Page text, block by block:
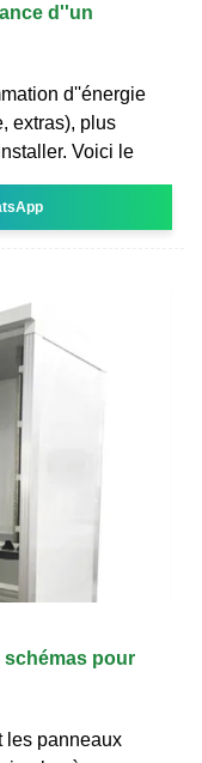
d''un
d''énergie
extras), plus
Voici le
schémas pour
les panneaux